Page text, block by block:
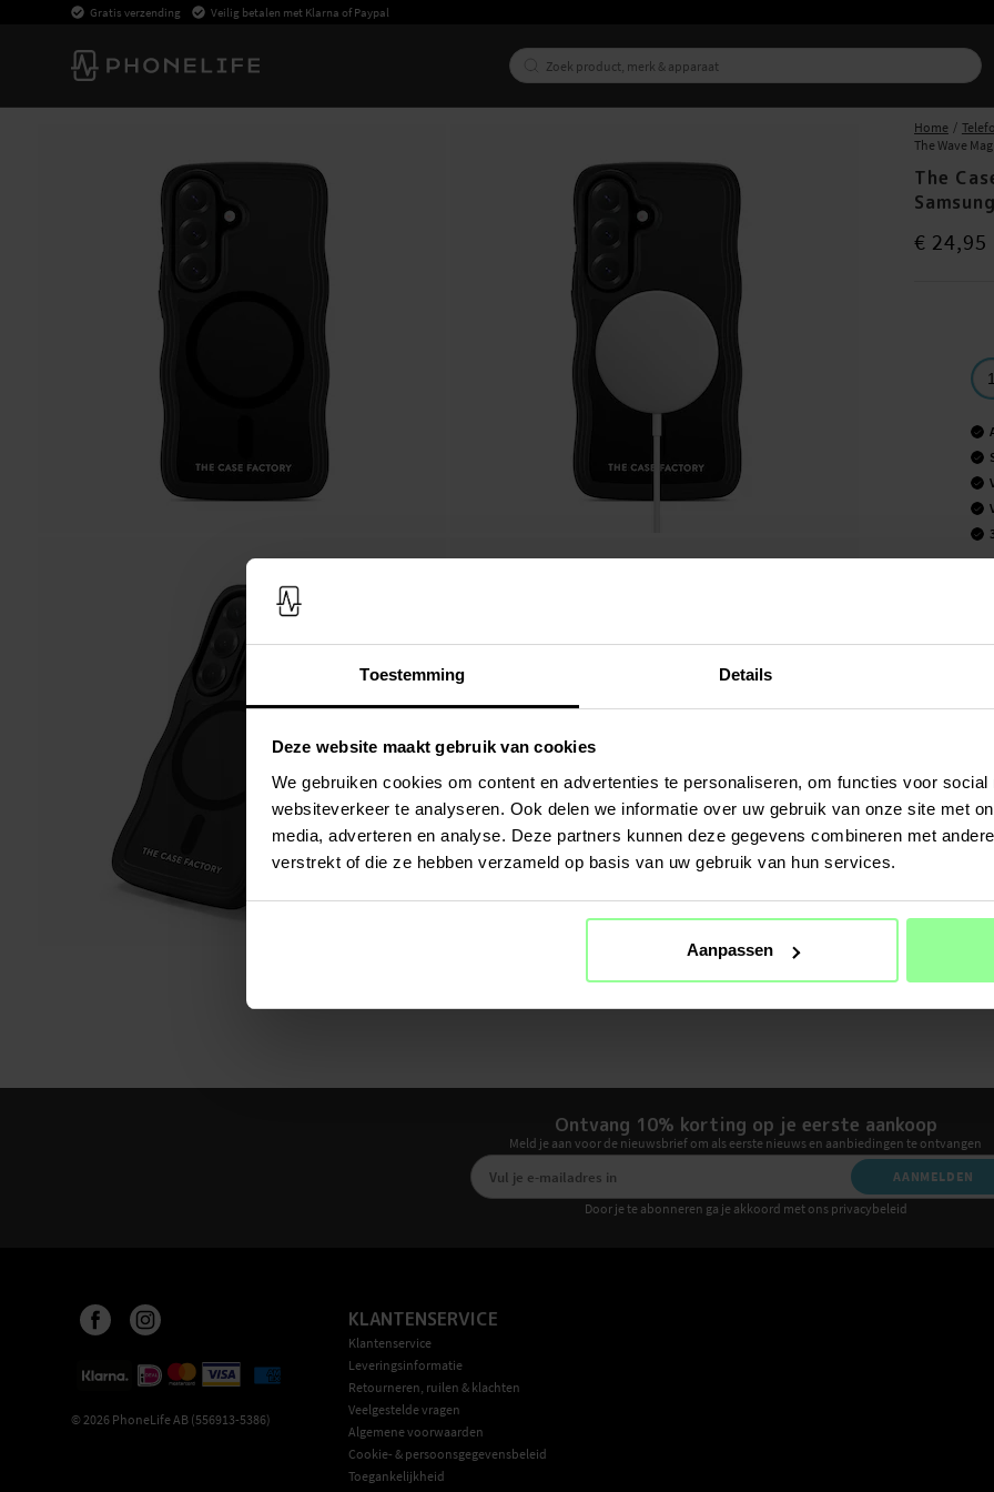
Toestemming Details
Deze website maakt gebruik van cookies
We gebruiken cookies om content en advertenties te personaliseren, om functies voor social
websiteverkeer te analyseren. Ook delen we informatie over uw gebruik van onze site met
media, adverteren en analyse. Deze partners kunnen deze gegevens combineren met
verstrekt of die ze hebben verzameld op basis van uw gebruik van hun services.
Aanpassen
Gratis verzending Veilig betalen met Klarna of Paypal
Home
The Wave
The
Prijs:€ 24,95
€ 24,95
Elegant
Het
zachte,
prettig in
Dit
zijn
Materiaal
Ontvang 10% korting op je eerste aankoop
Meld je aan voor de nieuwsbrief om als eerste nieuws en aanbiedingen te ontvangen
AANMELDEN
Door je te abonneren ga je akkoord met ons privacybeleid
© 2026 PhoneLife AB (556913-5386)
KLANTENSERVICE
Klantenservice
Leveringsinformatie
Retourneren, ruilen & klachten
Veelgestelde vragen
Algemene voorwaarden
Cookie- & persoonsgegevensbeleid
Toegankelijkheid